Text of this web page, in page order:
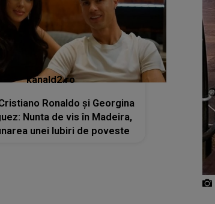
kanald2.ro
Ronaldo și Georgina
Nunta de vis în Madeira,
unei Iubiri de poveste